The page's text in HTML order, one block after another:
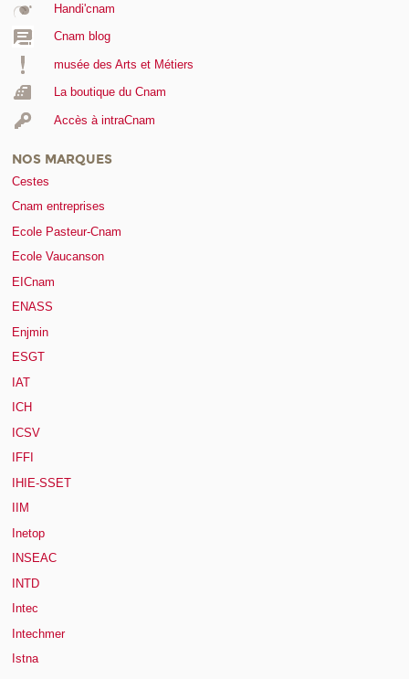
Handi'cnam
Cnam blog
musée des Arts et Métiers
La boutique du Cnam
Accès à intraCnam
NOS MARQUES
Cestes
Cnam entreprises
Ecole Pasteur-Cnam
Ecole Vaucanson
EICnam
ENASS
Enjmin
ESGT
IAT
ICH
ICSV
IFFI
IHIE-SSET
IIM
Inetop
INSEAC
INTD
Intec
Intechmer
Istna